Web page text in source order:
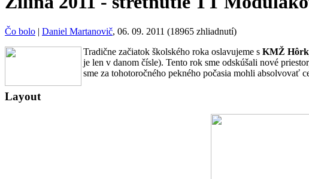
Čo bolo | Daniel Martanovič, 06. 09. 2011 (18965 zhliadnutí)
Tradične začiatok školského roka oslavujeme s KMŽ
je len v danom čísle). Tento rok sme odskúšali nové
sme za tohotoročného pekného počasia mohli absolvovať
Layout